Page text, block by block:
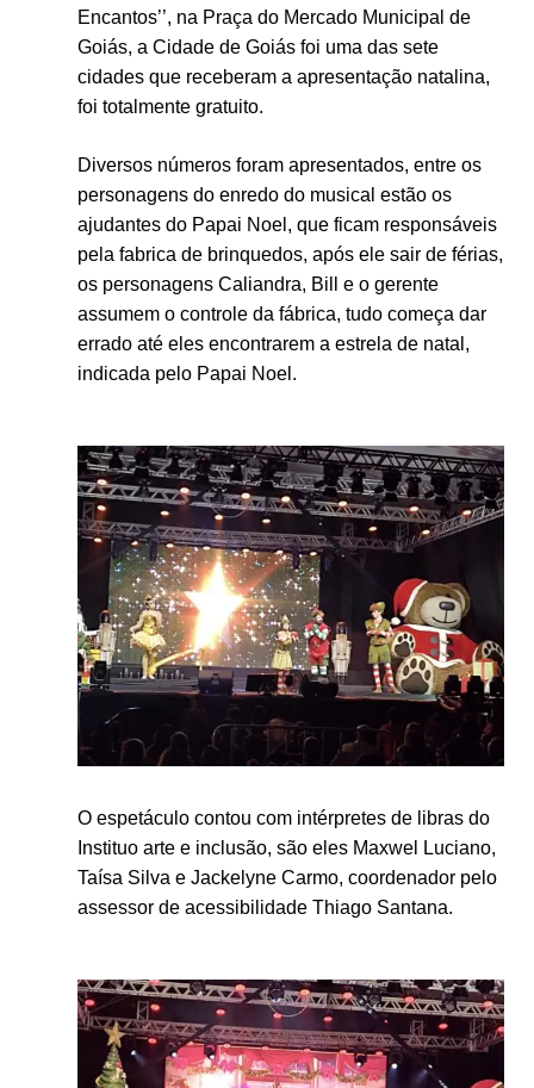
Encantos’’, na Praça do Mercado Municipal de
Goiás, a Cidade de Goiás foi uma das sete
cidades que receberam a apresentação natalina,
foi totalmente gratuito.
Diversos números foram apresentados, entre os
personagens do enredo do musical estão os
ajudantes do Papai Noel, que ficam responsáveis
pela fabrica de brinquedos, após ele sair de férias,
os personagens Caliandra, Bill e o gerente
assumem o controle da fábrica, tudo começa dar
errado até eles encontrarem a estrela de natal,
indicada pelo Papai Noel.
O espetáculo contou com intérpretes de libras do
Instituo arte e inclusão, são eles Maxwel Luciano,
Taísa Silva e Jackelyne Carmo, coordenador pelo
assessor de acessibilidade Thiago Santana.